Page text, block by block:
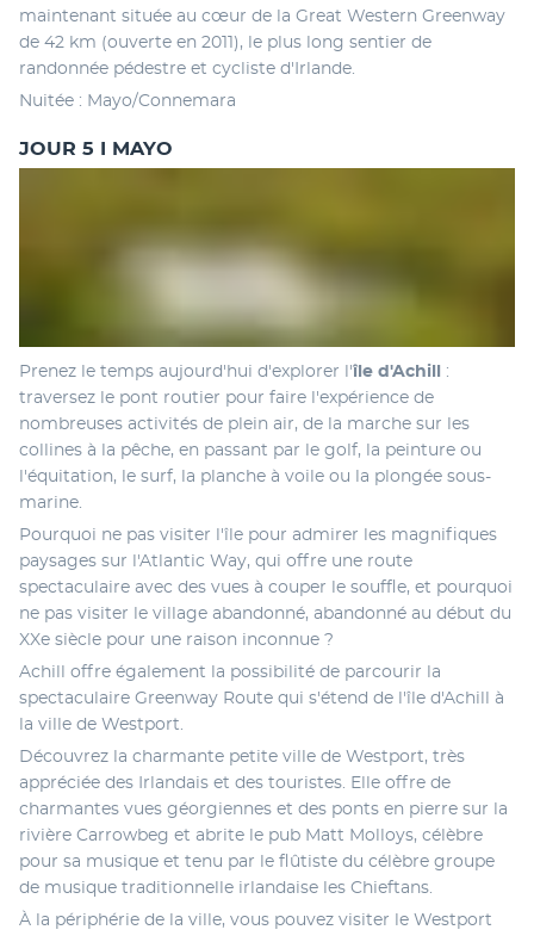
maintenant située au cœur de la Great Western Greenway
de 42 km (ouverte en 2011), le plus long sentier de
randonnée pédestre et cycliste d'Irlande.
Nuitée : Mayo/Connemara
JOUR 5 I MAYO
Prenez le temps aujourd'hui d'explorer l'île d'Achill :
traversez le pont routier pour faire l'expérience de
nombreuses activités de plein air, de la marche sur les
collines à la pêche, en passant par le golf, la peinture ou
l'équitation, le surf, la planche à voile ou la plongée sous-
marine.
Pourquoi ne pas visiter l'île pour admirer les magnifiques
paysages sur l'Atlantic Way, qui offre une route
spectaculaire avec des vues à couper le souffle, et pourquoi
ne pas visiter le village abandonné, abandonné au début du
XXe siècle pour une raison inconnue ?
Achill offre également la possibilité de parcourir la
spectaculaire Greenway Route qui s'étend de l'île d'Achill à
la ville de Westport.
Découvrez la charmante petite ville de Westport, très
appréciée des Irlandais et des touristes. Elle offre de
charmantes vues géorgiennes et des ponts en pierre sur la
rivière Carrowbeg et abrite le pub Matt Molloys, célèbre
pour sa musique et tenu par le flûtiste du célèbre groupe
de musique traditionnelle irlandaise les Chieftans.
À la périphérie de la ville, vous pouvez visiter le Westport